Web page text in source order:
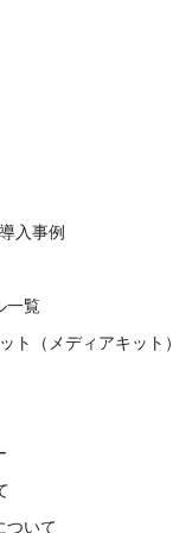
入事例
一覧
ト（メディアキット）
ついて